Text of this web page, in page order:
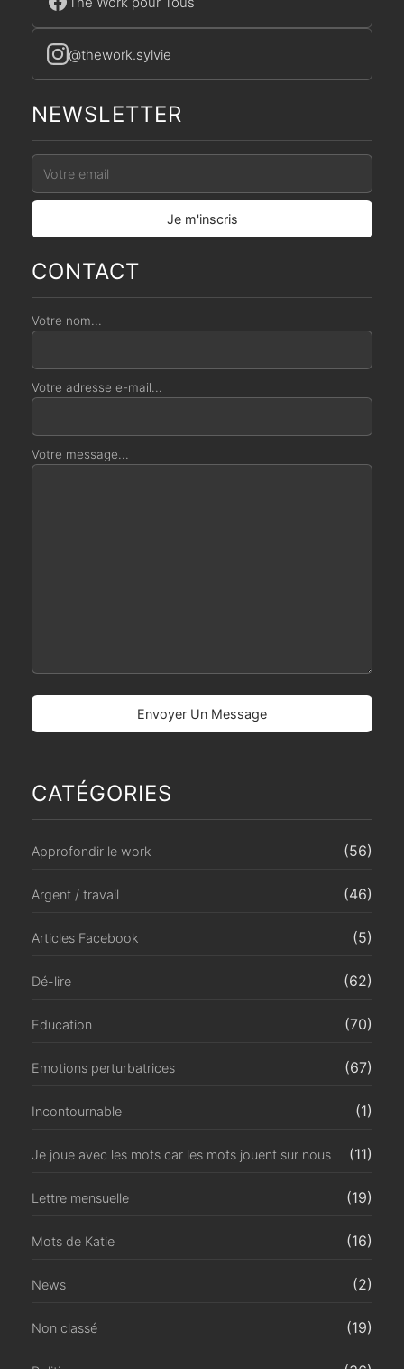
@thework.sylvie
NEWSLETTER
CONTACT
Votre nom...
Votre adresse e-mail...
Votre message...
CATÉGORIES
Approfondir le work (56)
Argent / travail (46)
Articles Facebook (5)
Dé-lire (62)
Education (70)
Emotions perturbatrices (67)
Incontournable (1)
Je joue avec les mots car les mots jouent sur nous (11)
Lettre mensuelle (19)
Mots de Katie (16)
News (2)
Non classé (19)